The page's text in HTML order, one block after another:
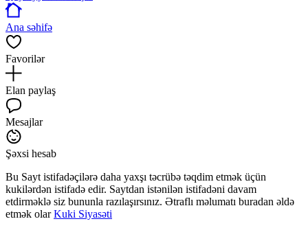
Ana səhifə
Favorilər
Elan paylaş
Mesajlar
Şəxsi hesab
Bu Sayt istifadəçilərə daha yaxşı təcrübə təqdim etmək üçün
kukilərdən istifadə edir. Saytdan istənilən istifadəni davam
etdirməklə siz bununla razılaşırsınız. Ətraflı məlumatı buradan əldə
etmək olarKuki Siyasəti